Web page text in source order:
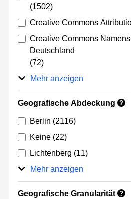
(1502)
Creative Commons
Creative Commons
Deutschland
(72)
Mehr anzeigen
Geografische Abdeckung ?
Berlin (2116)
Keine (22)
Lichtenberg (11)
Mehr anzeigen
Geografische Granularität ?